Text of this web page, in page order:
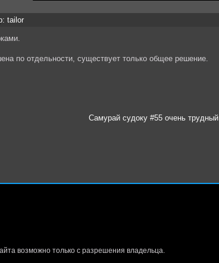
tailor
по отдельности, существует только общее решение.
Самурай судоку #55 очень трудный
возможно только с разрешения владельца.